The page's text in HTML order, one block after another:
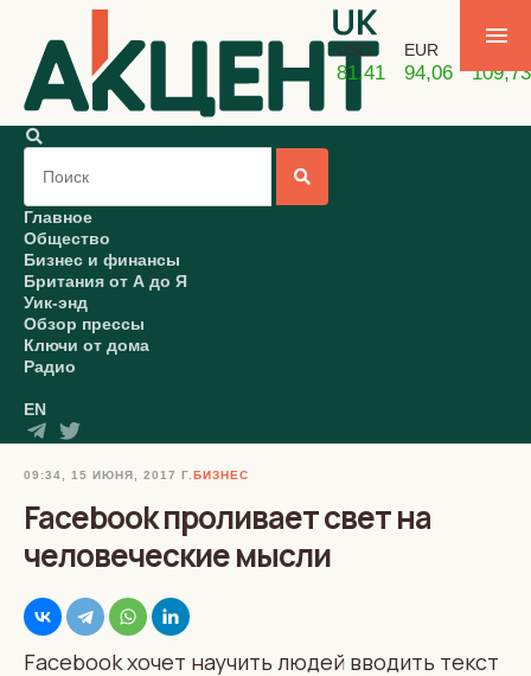
USD
81,41
EUR
94,06 109,73
Главное
Общество
Бизнес и финансы
Британия от А до Я
Уик-энд
Обзор прессы
Ключи от дома
Радио
EN
09:34, 15 ИЮНЯ, 2017 Г. БИЗНЕС
Facebook проливает свет на
человеческие мысли
Facebook хочет научить людей вводить текст